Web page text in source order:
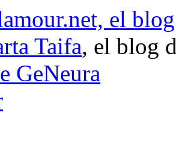
el
Taifa, el blog
GeNeura